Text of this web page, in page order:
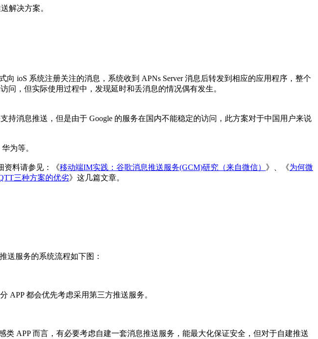
解决方案。
向 ioS 系统注册关注的消息，系统收到 APNs Server 消息后转发到相应的应用程序，整个
问，但实际使用过程中，发现延时和丢消息的情况偶有发生。
持消息推送，但是由于 Google 的服务在国内不能稳定的访问，此方案对于中国用户来说
为等。
资料请参见：《移动端IM实践：谷歌消息推送服务(GCM)研究（来自微信） 》、《为何微
三种方案的优劣》这几篇文章。
送服务的系统流程如下图：
APP 都会优先考虑采用第三方推送服务。
APP 而言，有必要考虑自建一套消息推送服务，能最大化保证安全，但对于自建推送